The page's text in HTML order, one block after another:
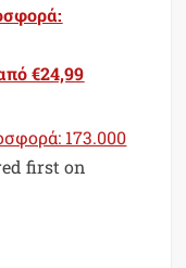
€24,99
173.000
first on